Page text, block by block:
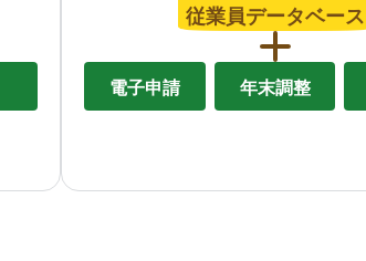
従業員データベース
電子申請 年末調整